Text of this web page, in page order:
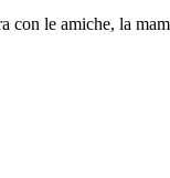
le amiche, la